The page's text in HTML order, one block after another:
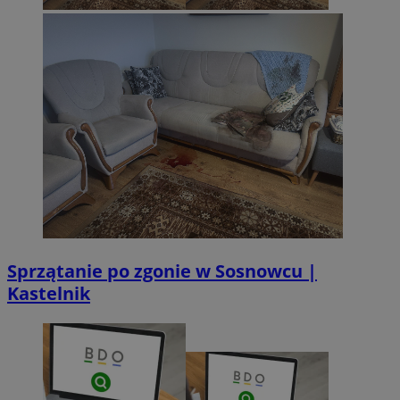
Sprzątanie po zgonie w Sosnowcu |
Kastelnik
CookieScriptConsent
CookieScript
sosnowiecki.pl
4 tygodnie 2